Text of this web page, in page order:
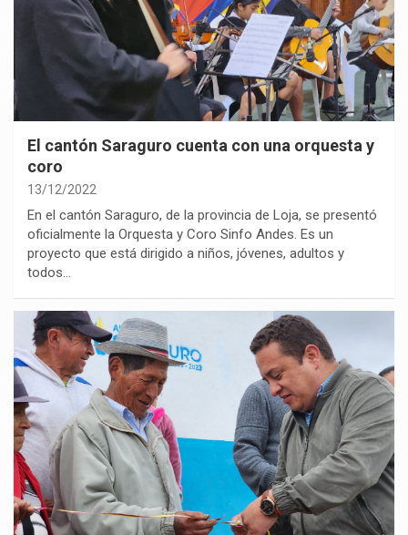
El cantón Saraguro cuenta con una orquesta y
coro
13/12/2022
En el cantón Saraguro, de la provincia de Loja, se presentó
oficialmente la Orquesta y Coro Sinfo Andes. Es un
proyecto que está dirigido a niños, jóvenes, adultos y
todos…